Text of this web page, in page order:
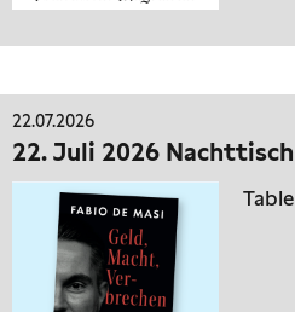
22.07.2026
22. Juli 2026 Nachttisch
Table